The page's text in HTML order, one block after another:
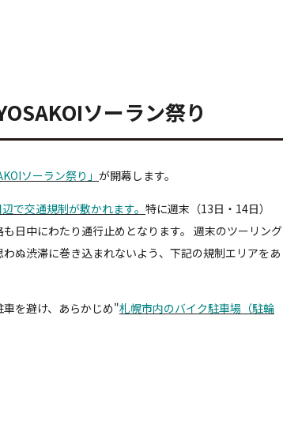
ソーラン祭り
ソーラン祭り」 が開幕します。
で交通規制が敷かれます。 特に週末（13日・14日）
日中にわたり通行止めとなります。 週末のツーリング
ぬ渋滞に巻き込まれないよう、下記の規制エリアをあ
を避け、あらかじめ"札幌市内のバイク駐車場（駐輪